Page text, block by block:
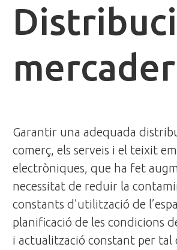
Garantir una adequada
comerç, els serveis i el teixit
electròniques, que ha fet
necessitat de reduir la
constants d’utilització de
planificació de les condicions
i actualització constant per tal